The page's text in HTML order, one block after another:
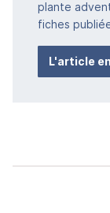
plante
fiches
L'article